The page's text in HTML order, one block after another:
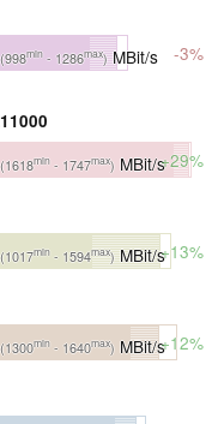
(998min - 1286max)MBit/s -3%
(1618min - 1747max) MBit/s+29%
(1017min - 1594max)MBit/s+13%
(1300min - 1640max) MBit/s+12%